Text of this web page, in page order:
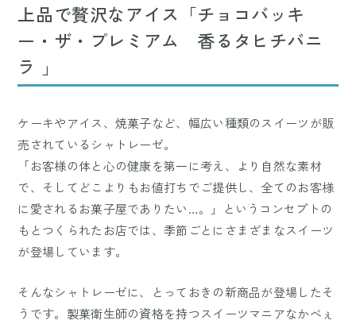
上品で贅沢なアイス「チョコバッキ
ー・ザ・プレミアム 香るタヒチバニ
ラ 」
ケーキやアイス、焼菓子など、幅広い種類のスイーツが販
売されているシャトレーゼ。
「お客様の体と心の健康を第一に考え、より自然な素材
で、そしてどこよりもお値打ちでご提供し、全てのお客様
に愛されるお菓子屋でありたい…。」というコンセプトの
もとつくられたお店では、季節ごとにさまざまなスイーツ
が登場しています。
そんなシャトレーゼに、とっておきの新商品が登場したそ
うです。製菓衛生師の資格を持つスイーツマニアなかべぇ